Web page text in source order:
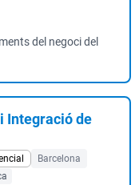
del negoci del
Integració de
Barcelona